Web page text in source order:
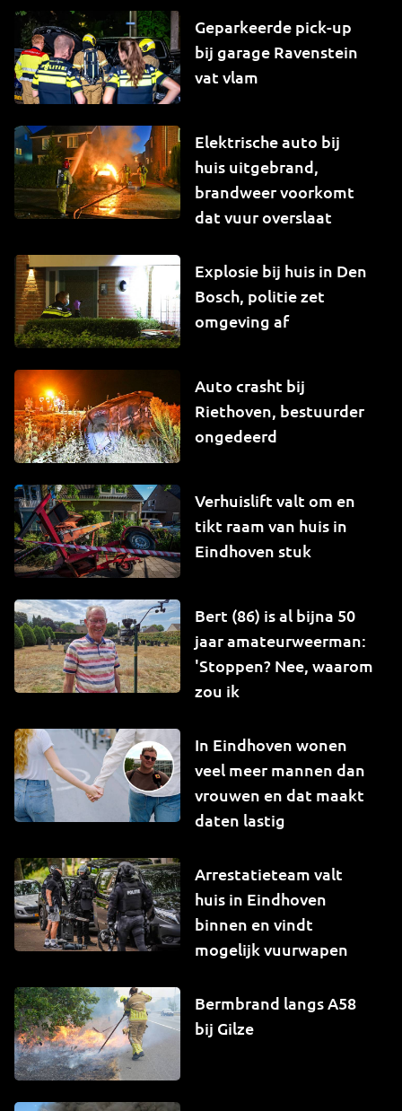
Geparkeerde pick-up
bij garage Ravenstein
vat vlam
Elektrische auto bij
huis uitgebrand,
brandweer voorkomt
dat vuur overslaat
Explosie bij huis in Den
Bosch, politie zet
omgeving af
Auto crasht bij
Riethoven, bestuurder
ongedeerd
Verhuislift valt om en
tikt raam van huis in
Eindhoven stuk
Bert (86) is al bijna 50
jaar amateurweerman:
'Stoppen? Nee, waarom
zou ik
In Eindhoven wonen
veel meer mannen dan
vrouwen en dat maakt
daten lastig
Arrestatieteam valt
huis in Eindhoven
binnen en vindt
mogelijk vuurwapen
Bermbrand langs A58
bij Gilze